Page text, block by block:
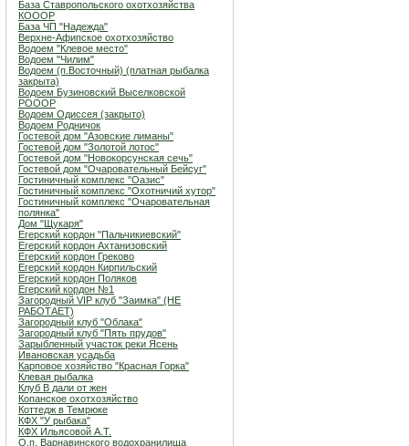
База Ставропольского охотхозяйства
КОООР
База ЧП "Надежда"
Верхне-Афипское охотхозяйство
Водоем "Клевое место"
Водоем "Чилим"
Водоем (п.Восточный) (платная рыбалка
закрыта)
Водоем Бузиновский Выселковской
РОООР
Водоем Одиссея (закрыто)
Водоем Родничок
Гостевой дом "Азовские лиманы"
Гостевой дом "Золотой лотос"
Гостевой дом "Новокорсунская сечь"
Гостевой дом "Очаровательный Бейсуг"
Гостиничный комплекс "Оазис"
Гостиничный комплекс "Охотничий хутор"
Гостиничный комплекс "Очаровательная
полянка"
Дом "Щукаря"
Егерский кордон "Пальчикиевский"
Егерский кордон Ахтанизовский
Егерский кордон Греково
Егерский кордон Кирпильский
Егерский кордон Поляков
Егерский кордон №1
Загородный VIP клуб "Заимка" (НЕ
РАБОТАЕТ)
Загородный клуб "Облака"
Загородный клуб "Пять прудов"
Зарыбленный участок реки Ясень
Ивановская усадьба
Карповое хозяйство "Красная Горка"
Клевая рыбалка
Клуб В дали от жен
Копанское охотхозяйство
Коттедж в Темрюке
КФХ "У рыбака"
КФХ Ильясовой А.Т.
О.п. Варнавинского водохранилища